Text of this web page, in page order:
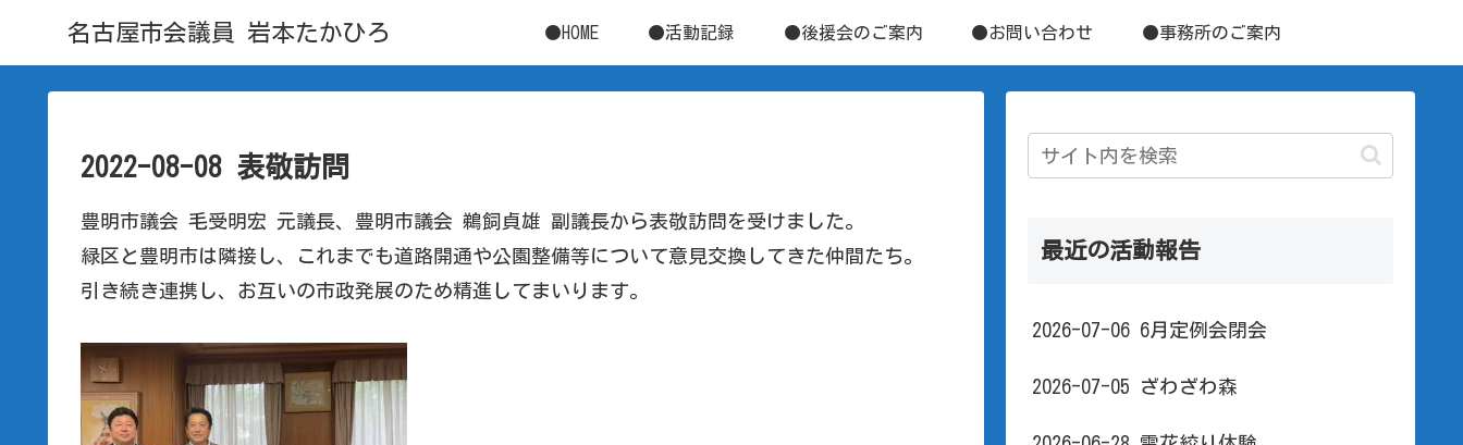
名古屋市会議員 岩本たかひろ ●HOME ●活動記録 ●後援会のご案内 ●お問い合わせ ●事務所のご案内
2022-08-08 表敬訪問
豊明市議会 毛受明宏 元議長、豊明市議会 鵜飼貞雄 副議長から表敬訪問を受けました。
緑区と豊明市は隣接し、これまでも道路開通や公園整備等について意見交換してきた仲間たち。
引き続き連携し、お互いの市政発展のため精進してまいります。
最近の活動報告
2026-07-06 6月定例会閉会
2026-07-05 ざわざわ森